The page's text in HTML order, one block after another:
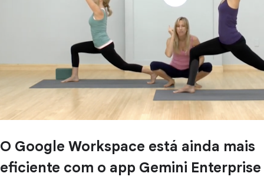
O Google Workspace está ainda mais
eficiente com o app Gemini Enterprise